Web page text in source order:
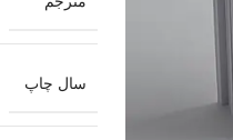
سال چاپ